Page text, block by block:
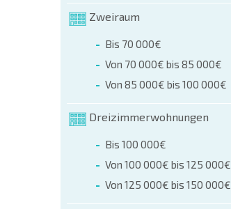
Zweiraum
Bis 70 000€
Von 70 000€ bis 85 000€
Von 85 000€ bis 100 000€
Dreizimmerwohnungen
Bis 100 000€
Von 100 000€ bis 125 000€
Von 125 000€ bis 150 000€